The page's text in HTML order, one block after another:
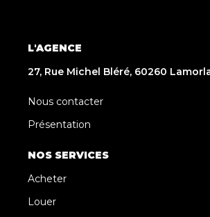
L'AGENCE
27, Rue Michel Bléré, 60260
Nous contacter
Présentation
NOS SERVICES
Acheter
Louer